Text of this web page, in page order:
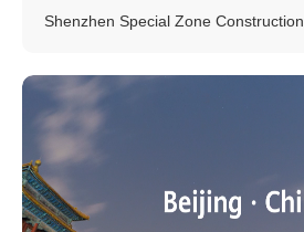
Shenzhen Special Zone Construction